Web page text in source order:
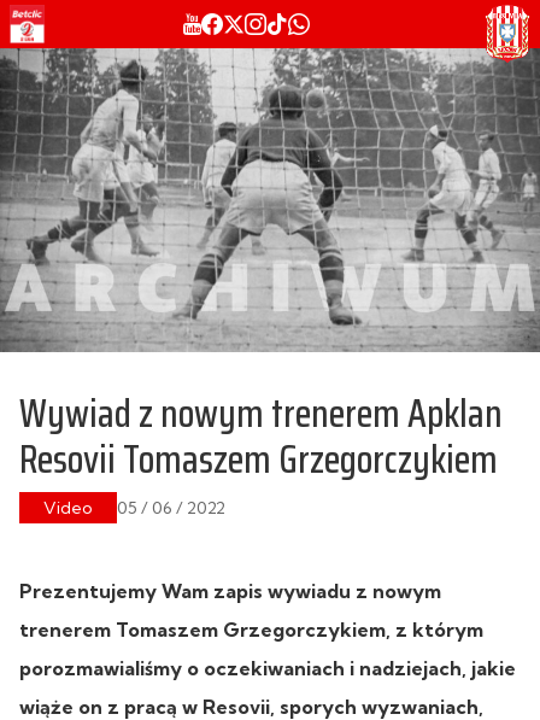
Wywiad z nowym trenerem Apklan
Resovii Tomaszem Grzegorczykiem
Video 05 / 06 / 2022
Prezentujemy Wam zapis wywiadu z nowym
trenerem Tomaszem Grzegorczykiem, z którym
porozmawialiśmy o oczekiwaniach i nadziejach, jakie
wiąże on z pracą w Resovii, sporych wyzwaniach,